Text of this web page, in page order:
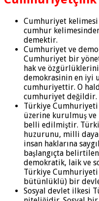
Cumhuriyet kelimesi
cumhur
demektir.
Cumhuriyet ve
Cumhuriyet bir
hak ve
demokrasinin en iyi
cumhuriyettir. O
cumhuriyet değildir.
Türkiye
üzerine kurulmuş ve
belli edilmiştir.
huzurunu, milli
insan haklarına
başlangıçta
demokratik, laik ve
Türkiye
bütünlüklü) bir
Sosyal devlet ilkesi